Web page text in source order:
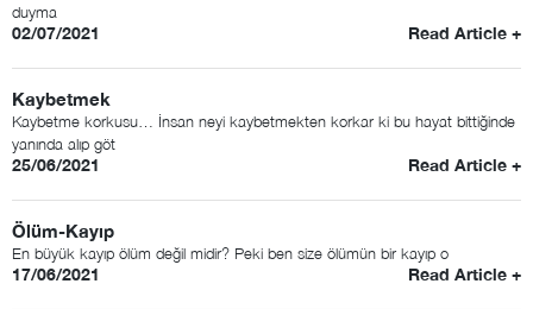
duyma
02/07/2021 Read Article +
Kaybetmek
Kaybetme korkusu… İnsan neyi kaybetmekten korkar ki bu hayat bittiğinde
yanında alıp göt
25/06/2021 Read Article +
Ölüm-Kayıp
En büyük kayıp ölüm değil midir? Peki ben size ölümün bir kayıp o
17/06/2021 Read Article +